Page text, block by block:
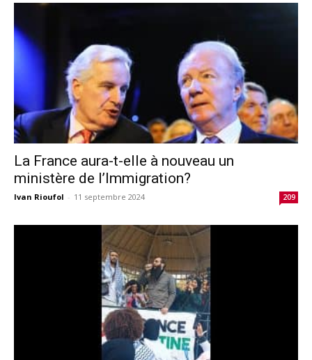
La France aura-t-elle à nouveau un
ministère de l’Immigration?
Ivan Rioufol - 11 septembre 2024 209